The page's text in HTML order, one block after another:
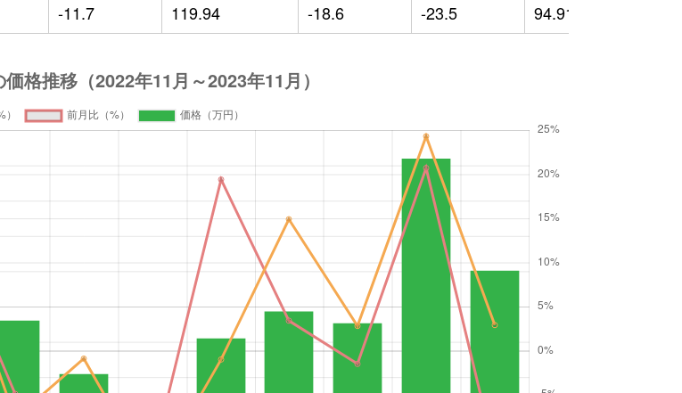
-11.7 119.94 -18.6 -23.5 94.91